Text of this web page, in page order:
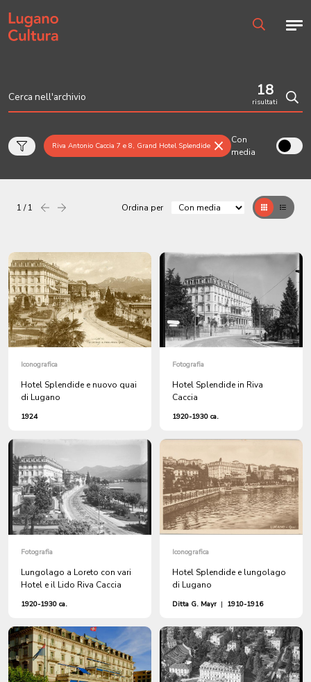
Home page
18
risultati
Riva Antonio Caccia 7 e 8, Grand Hotel Splendide
Con
media
1 / 1 Precedentesuccessiva Ordina per GrigliaTable
Iconografica
Hotel Splendide e nuovo quai
di Lugano
1924
Fotografia
Hotel Splendide in Riva
Caccia
1920-1930 ca.
Fotografia
Lungolago a Loreto con vari
Hotel e il Lido Riva Caccia
1920-1930 ca.
Iconografica
Hotel Splendide e lungolago
di Lugano
Ditta G. Mayr | 1910-1916